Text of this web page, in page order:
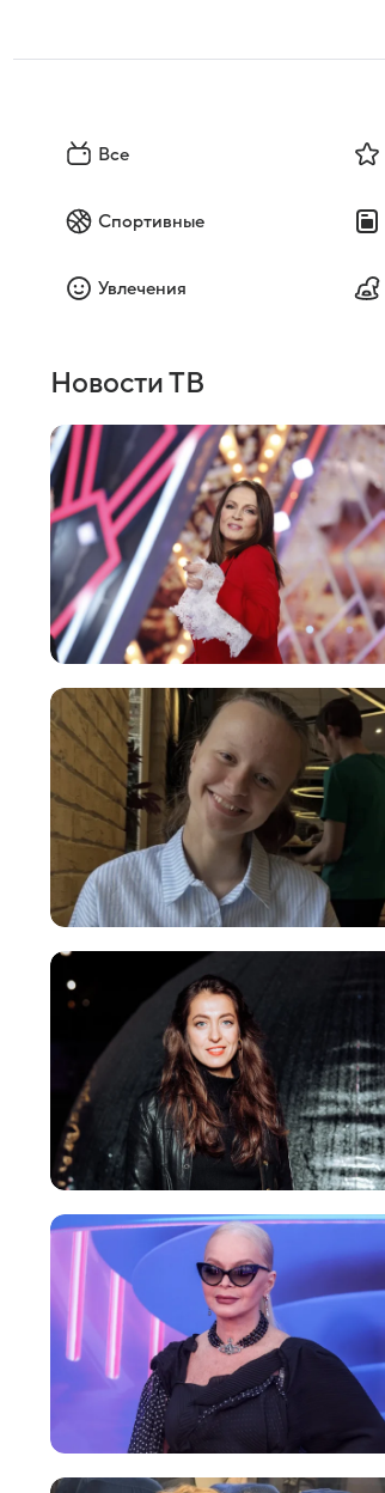
Все
Спортивные
Увлечения
Новости ТВ